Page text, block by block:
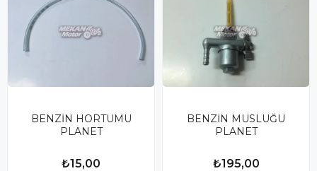
BENZİN HORTUMU
PLANET
₺15,00
BENZİN MUSLUĞU
PLANET
₺195,00